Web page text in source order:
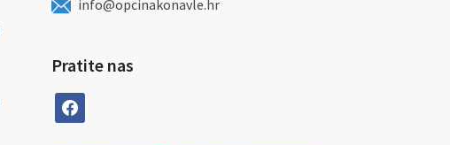
info@opcinakonavle.hr
Pratite nas
facebook